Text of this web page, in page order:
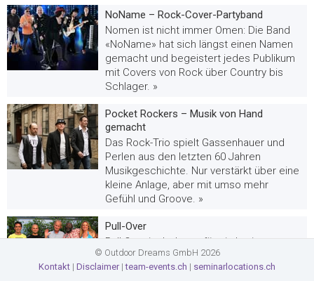
NoName – Rock-Cover-Partyband
Nomen ist nicht immer Omen: Die Band
«NoName» hat sich längst einen Namen
gemacht und begeistert jedes Publikum
mit Covers von Rock über Country bis
Schlager. »
Pocket Rockers – Musik von Hand
gemacht
Das Rock-Trio spielt Gassenhauer und
Perlen aus den letzten 60 Jahren
Musikgeschichte. Nur verstärkt über eine
kleine Anlage, aber mit umso mehr
Gefühl und Groove. »
Pull-Over
Pull-Over ist bekannt für ein breites
Stilrepertoire. Die Band spielt African,
Irish, Latin, Reggae, Funk, Pop und
© Outdoor Dreams GmbH 2026
Kontakt | Disclaimer|team-events.ch | seminarlocations.ch